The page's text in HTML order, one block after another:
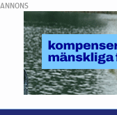
ANNONS